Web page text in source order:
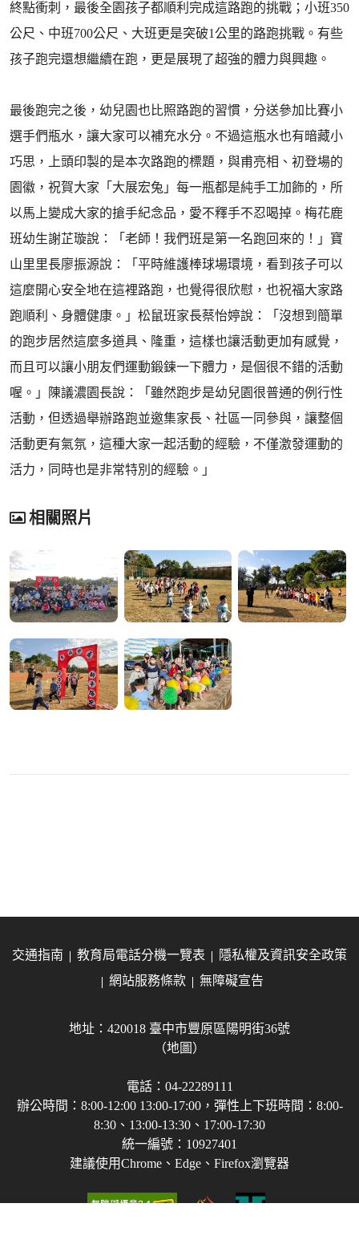
終點衝刺，最後全園孩子都順利完成這路跑的挑戰；小班350
公尺、中班700公尺、大班更是突破1公里的路跑挑戰。有些
孩子跑完還想繼續在跑，更是展現了超強的體力與興趣。
最後跑完之後，幼兒園也比照路跑的習慣，分送參加比賽小
選手們瓶水，讓大家可以補充水分。不過這瓶水也有暗藏小
巧思，上頭印製的是本次路跑的標題，與甫亮相、初登場的
園徽，祝賀大家「大展宏兔」每一瓶都是純手工加飾的，所
以馬上變成大家的搶手紀念品，愛不釋手不忍喝掉。梅花鹿
班幼生謝芷璇說：「老師！我們班是第一名跑回來的！」寶
山里里長廖振源說：「平時維護棒球場環境，看到孩子可以
這麼開心安全地在這裡路跑，也覺得很欣慰，也祝福大家路
跑順利、身體健康。」松鼠班家長蔡怡婷說：「沒想到簡單
的跑步居然這麼多道具、隆重，這樣也讓活動更加有感覺，
而且可以讓小朋友們運動鍛鍊一下體力，是個很不錯的活動
喔。」陳議濃園長說：「雖然跑步是幼兒園很普通的例行性
活動，但透過舉辦路跑並邀集家長、社區一同參與，讓整個
活動更有氣氛，這種大家一起活動的經驗，不僅激發運動的
活力，同時也是非常特別的經驗。」
相關照片
交通指南 教育局電話分機一覽表
隱私權及資訊安全政策
網站服務條款
無障礙宣告
地址：420018 臺中市豐原區陽明街36號
（地圖）
電話：04-22289111
辦公時間：8:00-12:00 13:00-17:00，彈性上下班時間：8:00-
8:30、13:00-13:30、17:00-17:30
統一編號：10927401
建議使用Chrome、Edge、Firefox瀏覽器